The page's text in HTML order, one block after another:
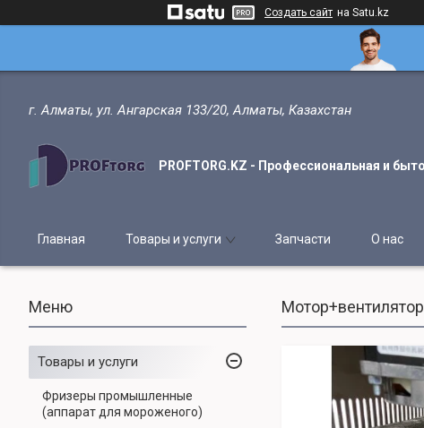
Создать сайт на Satu.kz
г. Алматы, ул. Ангарская 133/20, Алматы, Казахстан
PROFTORG.KZ - Профессиональная и
Главная Товары и услуги Запчасти О нас
Товары и услуги
Фризеры промышленные
(аппарат для мороженого)